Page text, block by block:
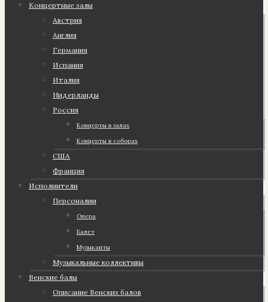
Концертные залы
Австрия
Англия
Германия
Испания
Италия
Нидерланды
Россия
Концерты в залах
Концерты в соборах
США
Франция
Исполнители
Персоналии
Опера
Балет
Музыканты
Музыкальные коллективы
Венские балы
Описание Венских балов